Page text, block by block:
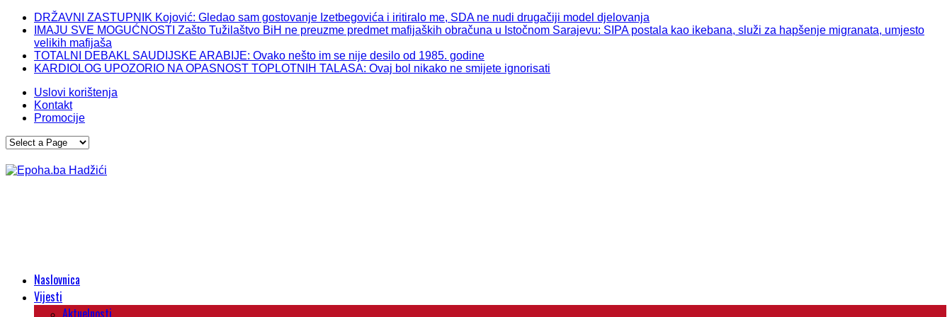
DRŽAVNI ZASTUPNIK Kojović: Gledao sam gostovanje Izetbegovića i iritiralo me, SDA ne nudi drugačiji model djelovanja
IMAJU SVE MOGUĆNOSTI Zašto Tužilaštvo BiH ne preuzme predmet mafijaških obračuna u Istočnom Sarajevu: SIPA postala kao ikebana, služi za hapšenje migranata, umjesto
velikih mafijaša
TOTALNI DEBAKL SAUDIJSKE ARABIJE: Ovako nešto im se nije desilo od 1985. godine
KARDIOLOG UPOZORIO NA OPASNOST TOPLOTNIH TALASA: Ovaj bol nikako ne smijete ignorisati
Uslovi korištenja
Kontakt
Promocije
Naslovnica
Vijesti
Aktuelnosti